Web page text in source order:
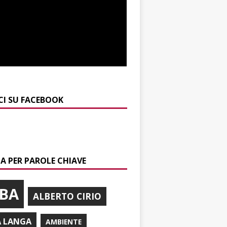
SU FACEBOOK
PER PAROLE CHIAVE
ALBERTO CIRIO
LANGA AMBIENTE